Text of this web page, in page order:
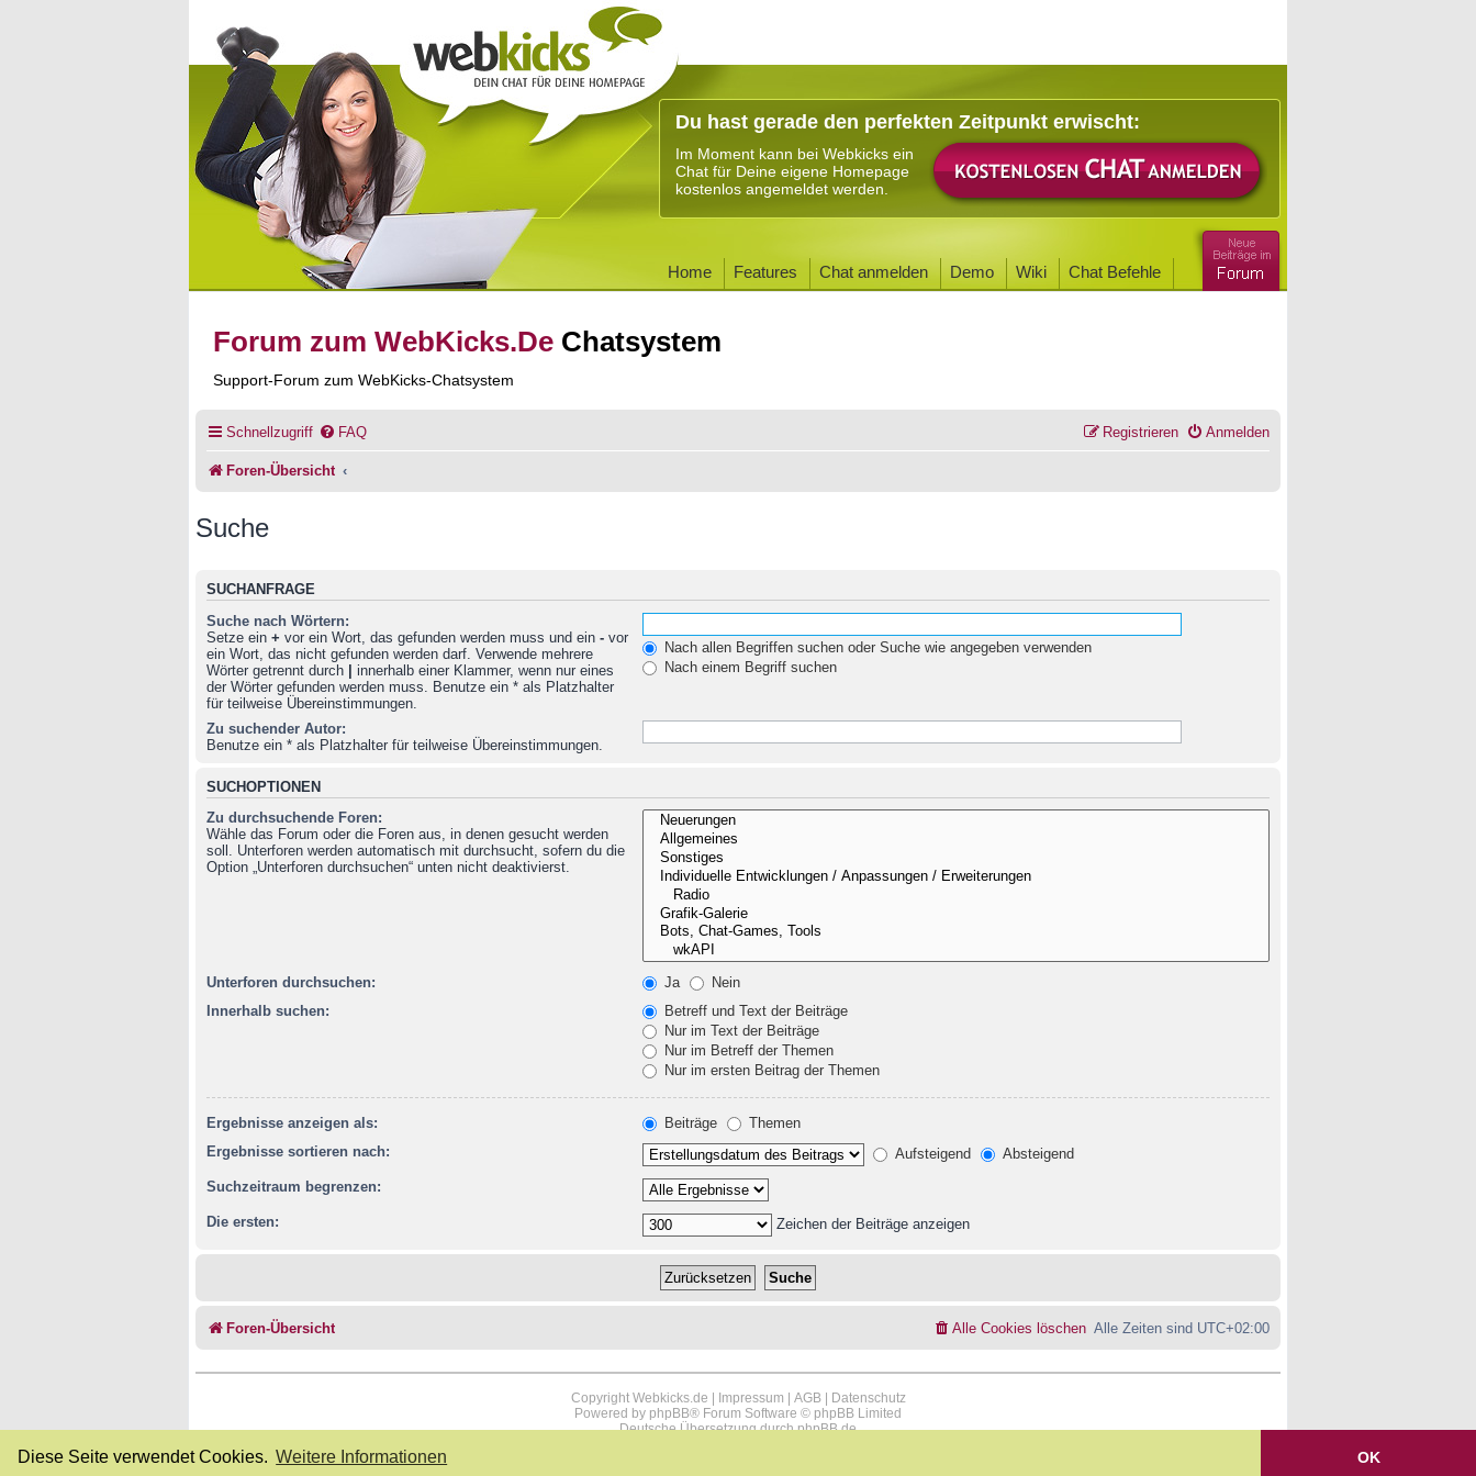
Diese Seite verwendet Cookies. Weitere Informationen OK
Du hast gerade den perfekten Zeitpunkt erwischt:
Im Moment kann bei Webkicks ein
Chat für Deine eigene Homepage
kostenlos angemeldet werden.
Home Features Chat anmelden Demo Wiki Chat Befehle
Forum zum WebKicks.De Chatsystem
Support-Forum zum WebKicks-Chatsystem
Schnellzugriff FAQ Anmelden
Registrieren
Foren-Übersicht
Suche
SUCHANFRAGE
Suche nach Wörtern:
Setze ein + vor ein Wort, das gefunden werden muss und ein - vor
ein Wort, das nicht gefunden werden darf. Verwende mehrere
Wörter getrennt durch
innerhalb einer Klammer, wenn nur eines
der Wörter gefunden werden muss. Benutze ein * als Platzhalter
für teilweise Übereinstimmungen.
Nach allen Begriffen suchen oder Suche wie angegeben verwenden
Nach einem Begriff suchen
Zu suchender Autor:
Benutze ein * als Platzhalter für teilweise Übereinstimmungen.
SUCHOPTIONEN
Zu durchsuchende Foren:
Wähle das Forum oder die Foren aus, in denen gesucht werden
soll. Unterforen werden automatisch mit durchsucht, sofern du die
Option „Unterforen durchsuchen“ unten nicht deaktivierst.
Unterforen durchsuchen: Ja
Nein
Innerhalb suchen:
Betreff und Text der Beiträge
Nur im Text der Beiträge
Nur im Betreff der Themen
Nur im ersten Beitrag der Themen
Ergebnisse anzeigen als: Beiträge
Themen
Ergebnisse sortieren nach:
Aufsteigend Absteigend
Suchzeitraum begrenzen:
Die ersten: Zeichen der Beiträge anzeigen
Foren-Übersicht Alle Zeiten sind UTC+02:00
Alle Cookies löschen
Copyright Webkicks.de | Impressum AGB|
Datenschutz
Powered by phpBB® Forum Software © phpBB Limited
Deutsche Übersetzung durchphpBB.de